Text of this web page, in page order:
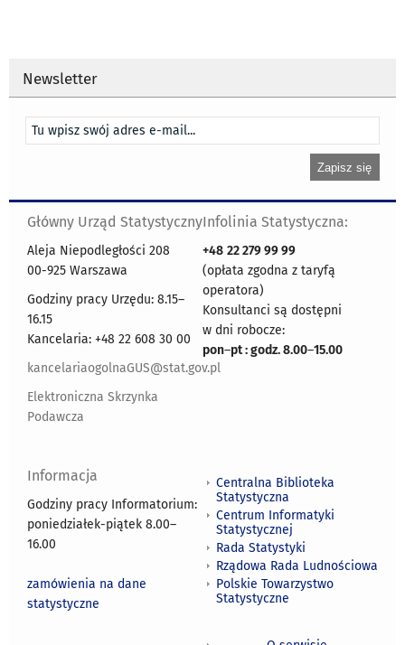
Newsletter
Główny Urząd Statystyczny
Aleja Niepodległości 208
00-925 Warszawa
Godziny pracy Urzędu: 8.15–
16.15
Kancelaria: +48 22 608 30 00
kancelariaogolnaGUS@stat.gov.pl
Elektroniczna Skrzynka
Podawcza
Infolinia Statystyczna:
+48 22 279 99 99
(opłata zgodna z taryfą
operatora)
Konsultanci są dostępni
w dni robocze:
pon–pt : godz. 8.00–15.00
Informacja
Godziny pracy Informatorium:
poniedziałek-piątek 8.00–
16.00
zamówienia na dane
statystyczne
Centralna Biblioteka
Statystyczna
Centrum Informatyki
Statystycznej
Rada Statystyki
Rządowa Rada Ludnościowa
Polskie Towarzystwo
Statystyczne